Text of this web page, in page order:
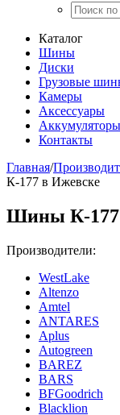
Каталог
Шины
Диски
Грузовые
Камеры
Аксессуары
Аккумуляторы
Контакты
Главная/
К-177 в Ижевске
Шины К-177
Производители:
WestLake
Altenzo
Amtel
ANTARES
Aplus
Autogreen
BAREZ
BARS
BFGoodrich
Blacklion